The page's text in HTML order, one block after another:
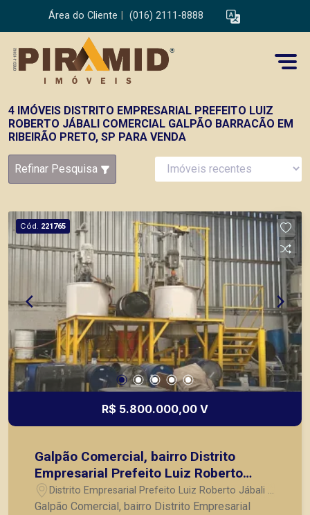
Área do Cliente (016) 2111-8888
4 IMÓVEIS DISTRITO EMPRESARIAL PREFEITO LUIZ
ROBERTO JÁBALI COMERCIAL GALPÃO BARRACÃO EM
RIBEIRÃO PRETO, SP PARA VENDA
Refinar Pesquisa
Cód. 221765
R$ 5.800.000,00 V
Galpão Comercial, bairro Distrito
Empresarial Prefeito Luiz Roberto
Jábali, Zona Norte em Ribeirão
Preto/SP
Distrito Empresarial Prefeito Luiz Roberto Jábali -
Ribeirão Preto/SP
Galpão Comercial, bairro Distrito Empresarial